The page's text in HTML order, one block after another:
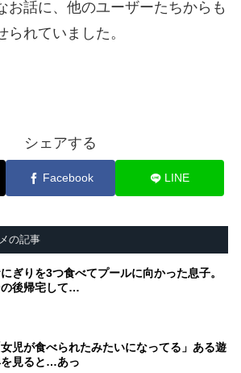
お話に、他のユーザーたちからも
られていました。
シェアする
Facebook LINE
の記事
ぎりを3つ食べてプールに向かった息子。
後帰宅して…
女児が食べられたみたいになってる」ある遊
見ると…あっ